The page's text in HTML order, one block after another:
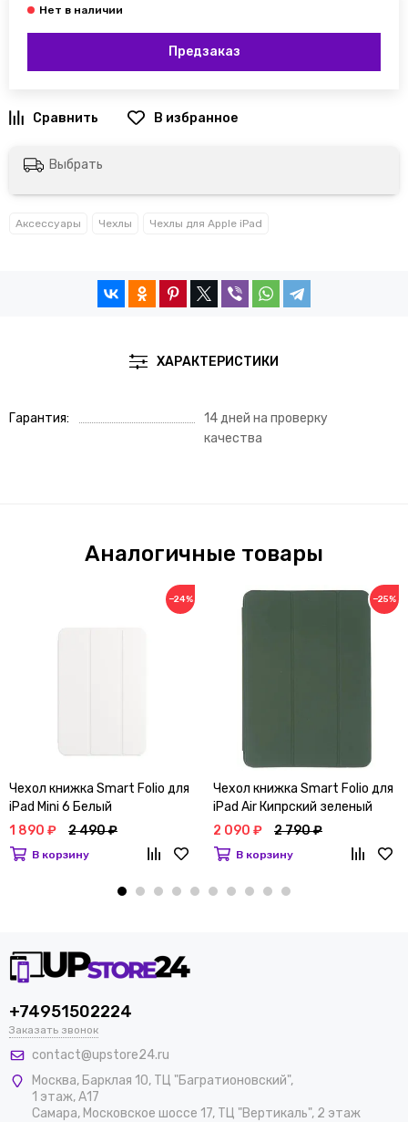
Предзаказ
Выбрать
Аксессуары Чехлы Чехлы для Apple iPad
ХАРАКТЕРИСТИКИ
Гарантия
14 дней на проверку
качества
Аналогичные товары
−24%
Чехол книжка Smart Folio для
iPad Mini 6 Белый
1 890 ₽
2 490 ₽
В корзину
−25%
Чехол книжка Smart Folio для
iPad Air Кипрский зеленый
2 090 ₽
2 790 ₽
В корзину
+74951502224
Заказать звонок
contact@upstore24.ru
Москва, Барклая 10, ТЦ "Багратионовский",
1 этаж, А17
Самара, Московское шоссе 17, ТЦ "Вертикаль", 2 этаж